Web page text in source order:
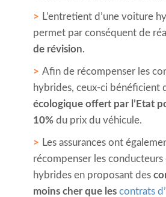
L’entretient d’une voiture
permet par conséquent de
de révision.
Afin de récompenser les
hybrides, ceux-ci bénéficient
écologique offert par l’Etat
10% du prix du véhicule.
Les assurances ont
récompenser les conducteurs
hybrides en proposant des
moins cher que les contrats